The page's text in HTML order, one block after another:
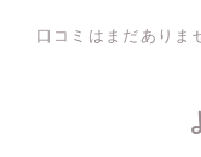
口コミはまだありま